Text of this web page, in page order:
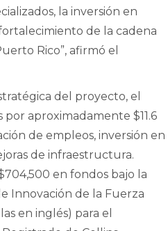
la inversión en
de la cadena
Rico”, afirmó el
del proyecto, el
aproximadamente $11.6
de empleos, inversión en
de infraestructura.
en fondos bajo la
Innovación de la Fuerza
en inglés) para el